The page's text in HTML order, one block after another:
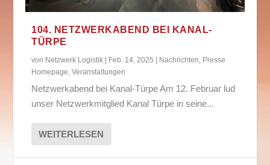
104. NETZWERKABEND BEI KANAL-
TÜRPE
von Netzwerk Logistik Feb. 14, 2025 Nachrichten, Presse
Homepage,Veranstaltungen
Netzwerkabend bei Kanal-Türpe Am 12. Februar lud
unser Netzwerkmitglied Kanal Türpe in seine...
WEITERLESEN